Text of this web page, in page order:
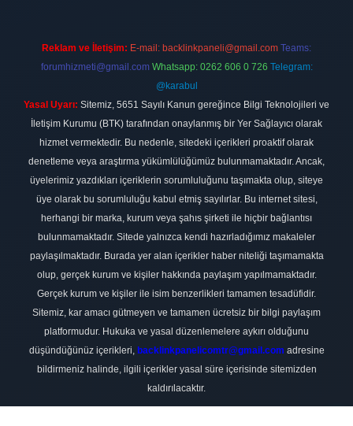
Reklam ve İletişim: E-mail: backlinkpaneli@gmail.com Teams:
forumhizmeti@gmail.com Whatsapp: 0262 606 0 726 Telegram:
@karabul
Yasal Uyarı: Sitemiz, 5651 Sayılı Kanun gereğince Bilgi Teknolojileri ve
İletişim Kurumu (BTK) tarafından onaylanmış bir Yer Sağlayıcı olarak
hizmet vermektedir. Bu nedenle, sitedeki içerikleri proaktif olarak
denetleme veya araştırma yükümlülüğümüz bulunmamaktadır. Ancak,
üyelerimiz yazdıkları içeriklerin sorumluluğunu taşımakta olup, siteye
üye olarak bu sorumluluğu kabul etmiş sayılırlar. Bu internet sitesi,
herhangi bir marka, kurum veya şahıs şirketi ile hiçbir bağlantısı
bulunmamaktadır. Sitede yalnızca kendi hazırladığımız makaleler
paylaşılmaktadır. Burada yer alan içerikler haber niteliği taşımamakta
olup, gerçek kurum ve kişiler hakkında paylaşım yapılmamaktadır.
Gerçek kurum ve kişiler ile isim benzerlikleri tamamen tesadüfidir.
Sitemiz, kar amacı gütmeyen ve tamamen ücretsiz bir bilgi paylaşım
platformudur. Hukuka ve yasal düzenlemelere aykırı olduğunu
düşündüğünüz içerikleri, backlinkpanelicomtr@gmail.com adresine
bildirmeniz halinde, ilgili içerikler yasal süre içerisinde sitemizden
kaldırılacaktır.